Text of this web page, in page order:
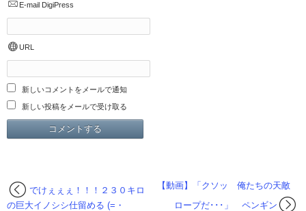
E-mail DigiPress
URL
新しいコメントをメールで通知
新しい投稿をメールで受け取る
【動画】「クソッ 俺たちの天敵
ロープだ･･･」 ペンギン
でけぇぇぇ！！！２３０キロ
の巨大イノシシ仕留める (=・